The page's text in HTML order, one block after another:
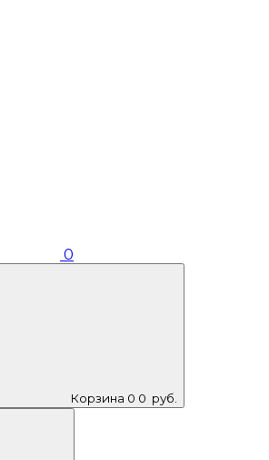
0
Корзина 0 0 руб.